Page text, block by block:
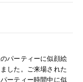
パーティーに似顔絵
した。ご来場された
ーティー時間中に似